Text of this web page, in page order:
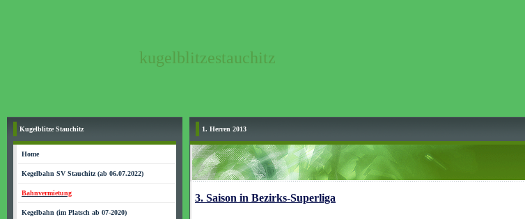
kugelblitzestauchitz
Kugelblitze Stauchitz
Home
Kegelbahn SV Stauchitz (ab 06.07.2022)
Bahnvermietung
Kegelbahn (im Platsch ab 07-2020)
1. Herren 2013
3. Saison in Bezirks-Superliga